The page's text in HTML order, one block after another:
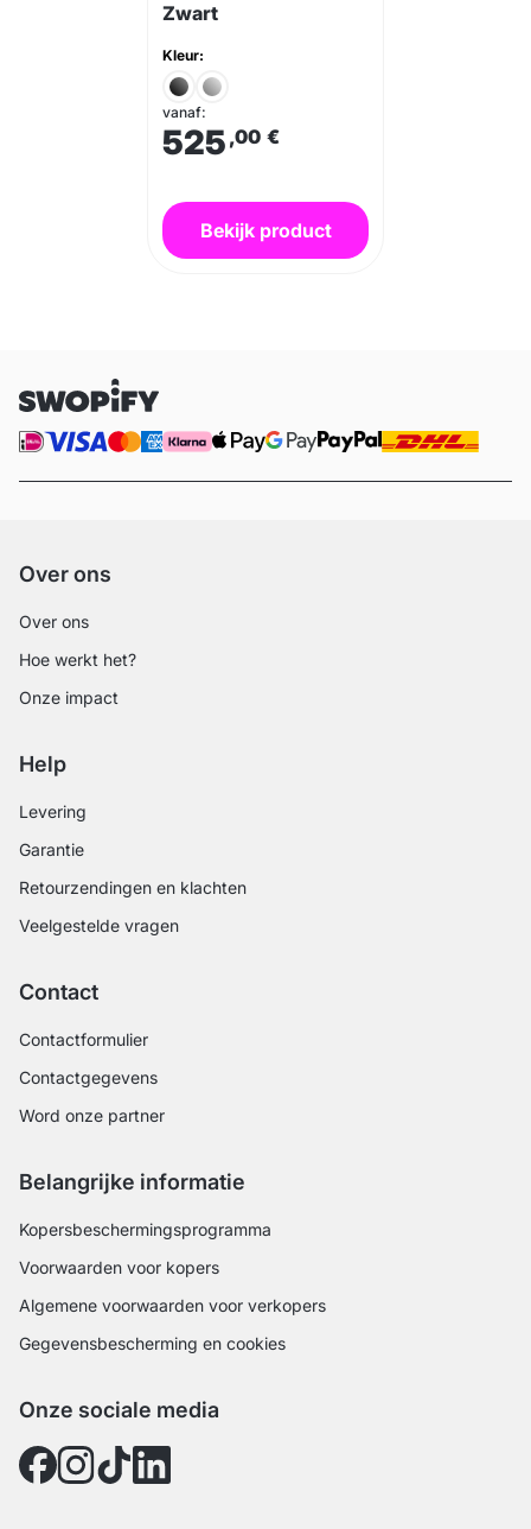
Zwart
Kleur:
vanaf:
525 ,00 €
Bekijk product
Over ons
Over ons
Hoe werkt het?
Onze impact
Help
Levering
Garantie
Retourzendingen en klachten
Veelgestelde vragen
Contact
Contactformulier
Contactgegevens
Word onze partner
Belangrijke informatie
Kopersbeschermingsprogramma
Voorwaarden voor kopers
Algemene voorwaarden voor verkopers
Gegevensbescherming en cookies
Onze sociale media